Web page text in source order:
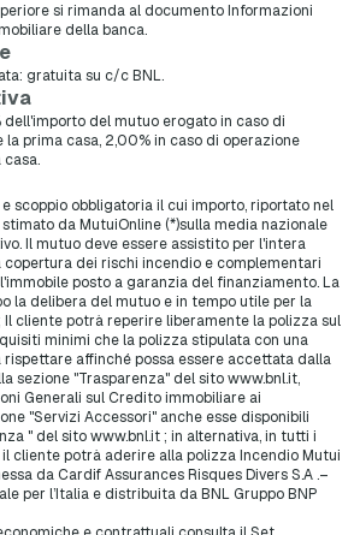
si rimanda al documento Informazioni
della banca.
gratuita su c/c BNL.
del mutuo erogato in caso di
prima casa, 2,00% in caso di operazione
scoppio obbligatoria il cui importo, riportato nel
da MutuiOnline (*)sulla media nazionale
Il mutuo deve essere assistito per l'intera
copertura dei rischi incendio e complementari
posto a garanzia del finanziamento. La
la delibera del mutuo e in tempo utile per la
cliente potrà reperire liberamente la polizza sul
minimi che la polizza stipulata con una
affinché possa essere accettata dalla
sezione "Trasparenza" del sito www.bnl.it,
Generali sul Credito immobiliare ai
"Servizi Accessori" anche esse disponibili
" del sito www.bnl.it ; in alternativa, in tutti i
il cliente potrà aderire alla polizza Incendio Mutui
da Cardif Assurances Risques Divers S.A .–
per l’Italia e distribuita da BNL Gruppo BNP